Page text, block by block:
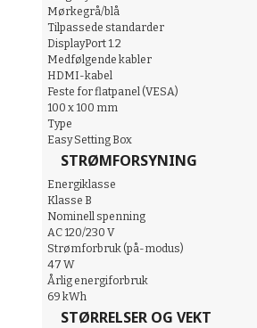
Mørkegrå/blå
Tilpassede standarder
DisplayPort 1.2
Medfølgende kabler
HDMI-kabel
Feste for flatpanel (VESA)
100 x 100 mm
Type
Easy Setting Box
STRØMFORSYNING
Energiklasse
Klasse B
Nominell spenning
AC 120/230 V
Strømforbruk (på-modus)
47 W
Årlig energiforbruk
69 kWh
STØRRELSER OG VEKT